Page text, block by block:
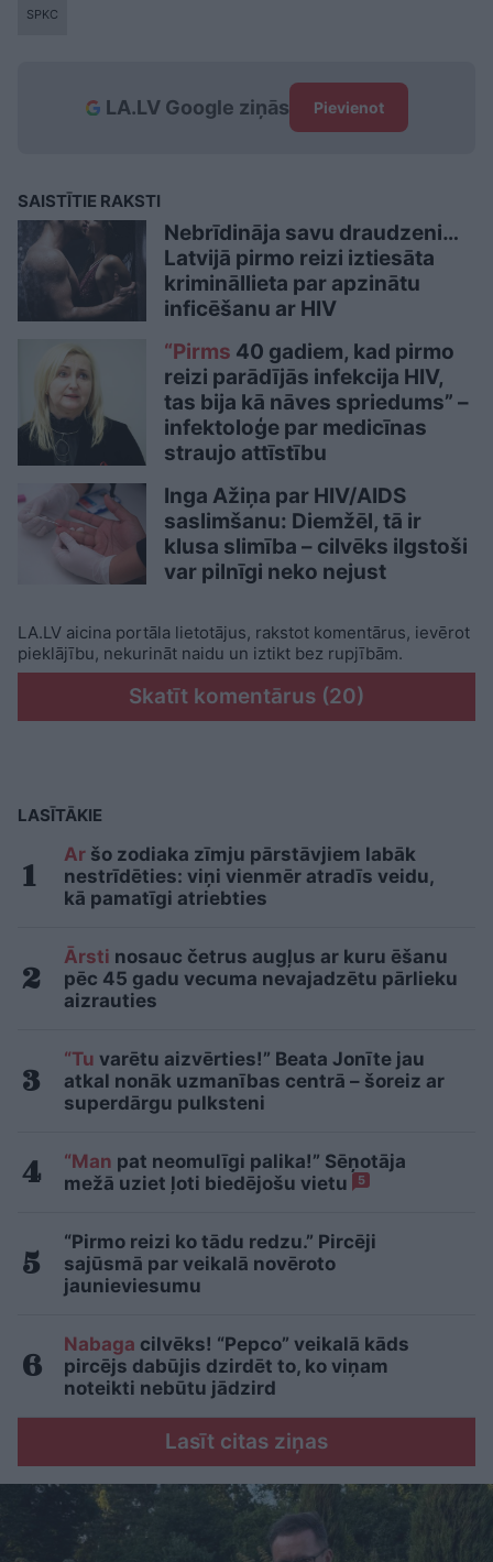
SPKC
LA.LV Google ziņās Pievienot
SAISTĪTIE RAKSTI
Nebrīdināja savu draudzeni…
Latvijā pirmo reizi iztiesāta
krimināllieta par apzinātu
inficēšanu ar HIV
“Pirms 40 gadiem, kad pirmo
reizi parādījās infekcija HIV,
tas bija kā nāves spriedums” –
infektoloģe par medicīnas
straujo attīstību
Inga Ažiņa par HIV/AIDS
saslimšanu: Diemžēl, tā ir
klusa slimība – cilvēks ilgstoši
var pilnīgi neko nejust
LA.LV aicina portāla lietotājus, rakstot komentārus, ievērot
pieklājību, nekurināt naidu un iztikt bez rupjībām.
Skatīt komentārus (20)
LASĪTĀKIE
Ar šo zodiaka zīmju pārstāvjiem labāk
nestrīdēties: viņi vienmēr atradīs veidu,
kā pamatīgi atriebties
Ārsti nosauc četrus augļus ar kuru ēšanu
pēc 45 gadu vecuma nevajadzētu pārlieku
aizrauties
“Tu varētu aizvērties!” Beata Jonīte jau
atkal nonāk uzmanības centrā – šoreiz ar
superdārgu pulksteni
“Man pat neomulīgi palika!” Sēņotāja
mežā uziet ļoti biedējošu vietu
5
“Pirmo reizi ko tādu redzu.” Pircēji
sajūsmā par veikalā novēroto
jaunieviesumu
Nabaga cilvēks! “Pepco” veikalā kāds
pircējs dabūjis dzirdēt to, ko viņam
noteikti nebūtu jādzird
Lasīt citas ziņas